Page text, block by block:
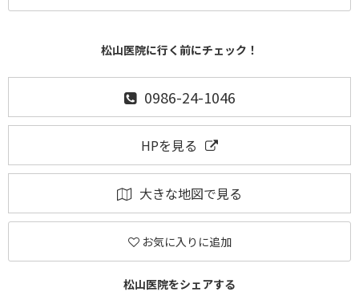
松山医院に行く前にチェック！
0986-24-1046
HPを見る
大きな地図で見る
お気に入りに追加
松山医院をシェアする